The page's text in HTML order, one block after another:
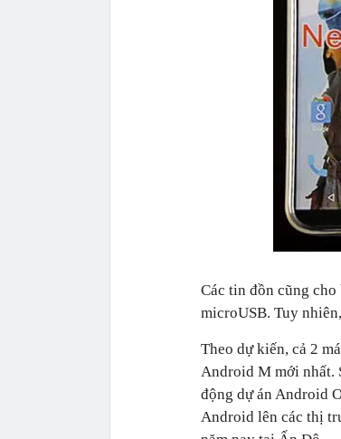
Các tin đồn cũng
microUSB. Tuy
Theo dự kiến, cả 2
Android M mới nhất.
động dự án Android
Android lên các thị